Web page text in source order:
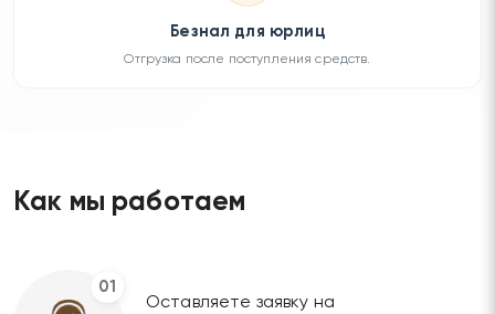
Безнал для юрлиц
Отгрузка после поступления средств.
Как мы работаем
01
Оставляете заявку на